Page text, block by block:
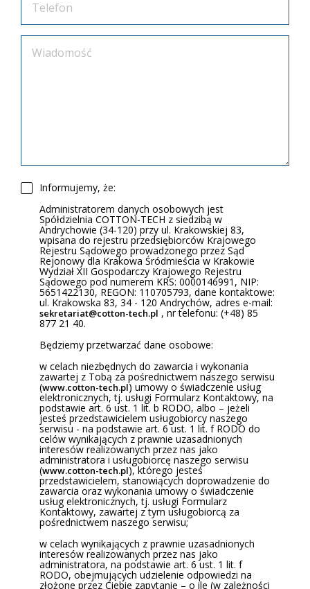
Informujemy, że:
Administratorem danych osobowych jest
Spółdzielnia COTTON-TECH z siedzibą w
Andrychowie (34-120) przy ul. Krakowskiej 83,
wpisana do rejestru przedsiębiorców Krajowego
Rejestru Sądowego prowadzonego przez Sąd
Rejonowy dla Krakowa Śródmieścia w Krakowie
Wydział XII Gospodarczy Krajowego Rejestru
Sądowego pod numerem KRS: 0000146991, NIP:
5651422130, REGON: 110705793, dane kontaktowe:
ul. Krakowska 83, 34 - 120 Andrychów, adres e-mail:
sekretariat@cotton-tech.pl , nr telefonu: (+48) 85
877 21 40.
Będziemy przetwarzać dane osobowe:
w celach niezbędnych do zawarcia i wykonania
zawartej z Tobą za pośrednictwem naszego serwisu
(www.cotton-tech.pl) umowy o świadczenie usług
elektronicznych, tj. usługi Formularz Kontaktowy, na
podstawie art. 6 ust. 1 lit. b RODO, albo – jeżeli
jesteś przedstawicielem usługobiorcy naszego
serwisu - na podstawie art. 6 ust. 1 lit. f RODO do
celów wynikających z prawnie uzasadnionych
interesów realizowanych przez nas jako
administratora i usługobiorcę naszego serwisu
(www.cotton-tech.pl), którego jesteś
przedstawicielem, stanowiących doprowadzenie do
zawarcia oraz wykonania umowy o świadczenie
usług elektronicznych, tj. usługi Formularz
Kontaktowy, zawartej z tym usługobiorcą za
pośrednictwem naszego serwisu;
w celach wynikających z prawnie uzasadnionych
interesów realizowanych przez nas jako
administratora, na podstawie art. 6 ust. 1 lit. f
RODO, obejmujących udzielenie odpowiedzi na
złożone przez Ciebie zapytanie – o ile (w zależności